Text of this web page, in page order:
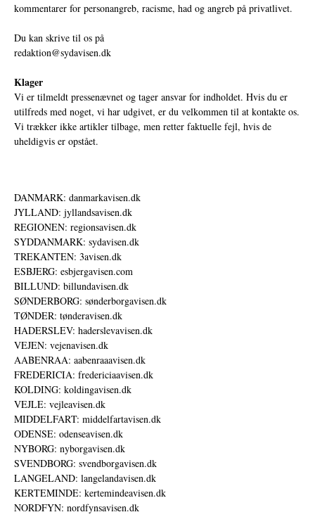
kommentarer for personangreb, racisme, had og angreb på privatlivet.
Du kan skrive til os på
redaktion@sydavisen.dk
Klager
Vi er tilmeldt pressenævnet og tager ansvar for indholdet. Hvis du er
utilfreds med noget, vi har udgivet, er du velkommen til at kontakte os.
Vi trækker ikke artikler tilbage, men retter faktuelle fejl, hvis de
uheldigvis er opstået.
DANMARK: danmarkavisen.dk
JYLLAND: jyllandsavisen.dk
REGIONEN: regionsavisen.dk
SYDDANMARK: sydavisen.dk
TREKANTEN: 3avisen.dk
ESBJERG: esbjergavisen.com
BILLUND: billundavisen.dk
SØNDERBORG: sønderborgavisen.dk
TØNDER: tønderavisen.dk
HADERSLEV: haderslevavisen.dk
VEJEN: vejenavisen.dk
AABENRAA: aabenraaavisen.dk
FREDERICIA: fredericiaavisen.dk
KOLDING: koldingavisen.dk
VEJLE: vejleavisen.dk
MIDDELFART: middelfartavisen.dk
ODENSE: odenseavisen.dk
NYBORG: nyborgavisen.dk
SVENDBORG: svendborgavisen.dk
LANGELAND: langelandavisen.dk
KERTEMINDE: kertemindeavisen.dk
NORDFYN: nordfynsavisen.dk